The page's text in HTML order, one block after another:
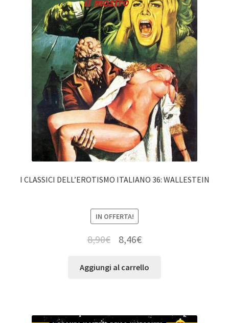
I CLASSICI DELL’EROTISMO ITALIANO 36: WALLESTEIN
IN OFFERTA!
8,90€ 8,46€
Aggiungi al carrello